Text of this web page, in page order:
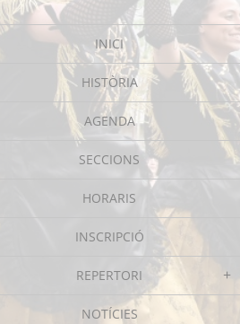
INICI
HISTÒRIA
AGENDA
SECCIONS
HORARIS
INSCRIPCIÓ
REPERTORI
NOTÍCIES